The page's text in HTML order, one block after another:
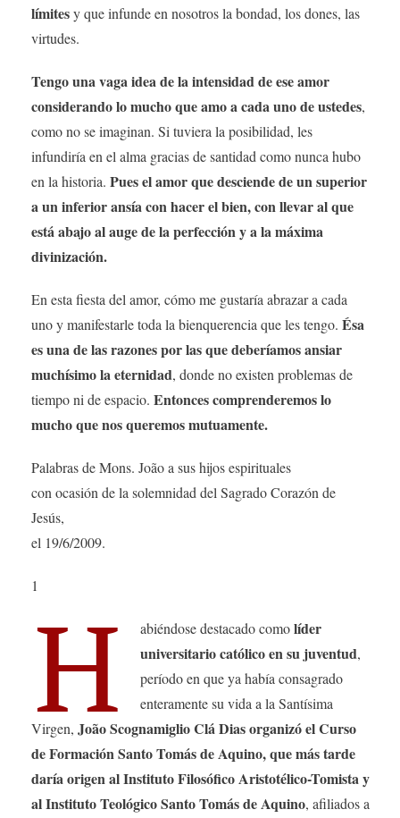
límitesy que infunde en nosotros la bondad, los dones, las
virtudes.
Tengo una vaga idea de la intensidad de ese amor
considerando lo mucho que amo a cada uno de ustedes,
como no se imaginan. Si tuviera la posibilidad, les
infundiría en el alma gracias de santidad como nunca hubo
en la historia. Pues el amor que desciende de un superior
a un inferior ansía con hacer el bien, con llevar al que
está abajo al auge de la perfección y a la máxima
divinización.
En esta fiesta del amor, cómo me gustaría abrazar a cada
uno y manifestarle toda la bienquerencia que les tengo. Ésa
es una de las razones por las que deberíamos ansiar
muchísimo la eternidad, donde no existen problemas de
tiempo ni de espacio. Entonces comprenderemos lo
mucho que nos queremos mutuamente.
Palabras de Mons. João a sus hijos espirituales
con ocasión de la solemnidad del Sagrado Corazón de
Jesús,
el 19/6/2009.
1
H abiéndose destacado comolíder
universitario católico en su juventud,
período en que ya había consagrado
enteramente su vida a la Santísima
Virgen, João Scognamiglio Clá Dias organizó el Curso
de Formación Santo Tomás de Aquino, que más tarde
daría origen al Instituto Filosófico Aristotélico-Tomista y
al Instituto Teológico Santo Tomás de Aquino, afiliados a